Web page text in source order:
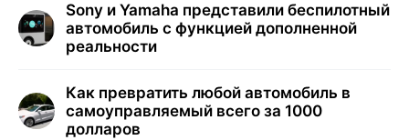
Sony и Yamaha представили беспилотный
автомобиль с функцией дополненной
реальности
Как превратить любой автомобиль в
самоуправляемый всего за 1000
долларов